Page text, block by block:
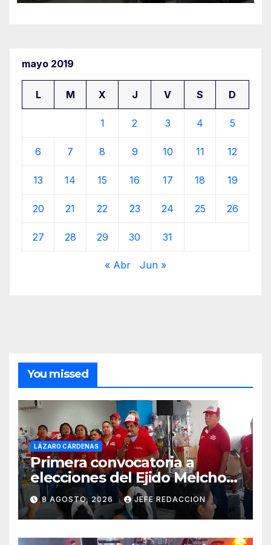
mayo 2019
L M X J V S D
1 2 3 4 5
6 7 8 9 10 11 12
13 14 15 16 17 18 19
20 21 22 23 24 25 26
27 28 29 30 31
« Abr Jun »
You missed
LÁZARO CÁRDENAS
Primera convocatoria a
elecciones del Ejido Melchor
Ocampo en Lázaro Cárdenas
el domingo
8 AGOSTO, 2026 JEFE REDACCION